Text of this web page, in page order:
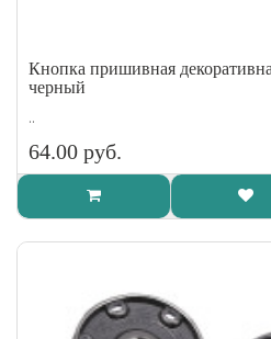
Кнопка пришивная
черный
..
64.00 руб.